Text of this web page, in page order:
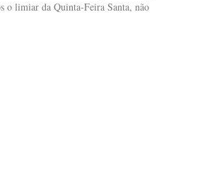
o limiar da Quinta-Feira Santa, não